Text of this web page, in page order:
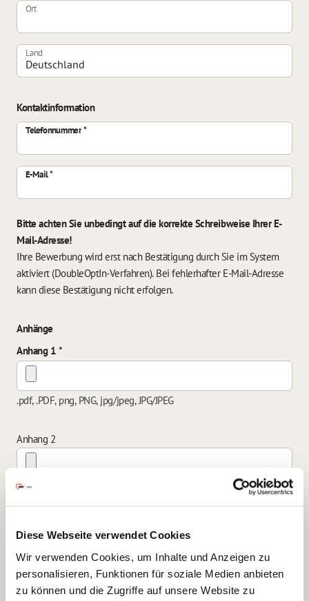
Diese Webseite verwendet Cookies
Wir verwenden Cookies, um Inhalte und Anzeigen zu
personalisieren, Funktionen für soziale Medien anbieten
zu können und die Zugriffe auf unsere Website zu
Ort
Land
Kontaktinformation
Telefonnummer
E-Mail
Bitte achten Sie unbedingt auf die korrekte Schreibweise Ihrer E-
Mail-Adresse!
Ihre Bewerbung wird erst nach Bestätigung durch Sie im System
aktiviert (DoubleOptIn-Verfahren). Bei fehlerhafter E-Mail-Adresse
kann diese Bestätigung nicht erfolgen.
Anhänge
Anhang 1
.pdf, .PDF, png, PNG, jpg/jpeg, JPG/JPEG
Anhang 2
.pdf, .PDF, png, PNG, jpg/jpeg, JPG/JPEG
.pdf, .PDF, png, PNG, jpg/jpeg, JPG/JPEG